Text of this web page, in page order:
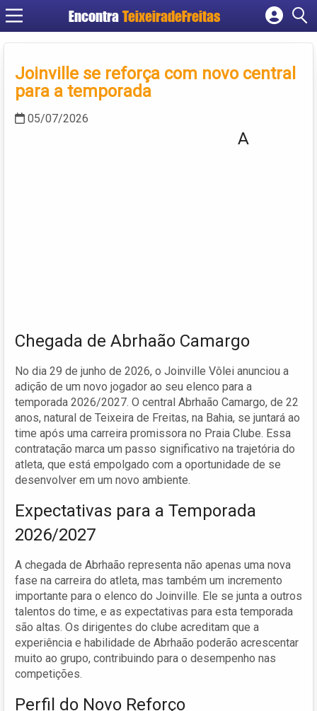
Encontra TeixeiradeFreitas
Cadastrar empresa
Criar conta
Joinville se reforça com novo central
para a temporada
05/07/2026
A
Chegada de Abrhaão Camargo
No dia 29 de junho de 2026, o Joinville Vôlei anunciou a
adição de um novo jogador ao seu elenco para a
temporada 2026/2027. O central Abrhaão Camargo, de 22
anos, natural de Teixeira de Freitas, na Bahia, se juntará ao
time após uma carreira promissora no Praia Clube. Essa
contratação marca um passo significativo na trajetória do
atleta, que está empolgado com a oportunidade de se
desenvolver em um novo ambiente.
Expectativas para a Temporada
2026/2027
A chegada de Abrhaão representa não apenas uma nova
fase na carreira do atleta, mas também um incremento
importante para o elenco do Joinville. Ele se junta a outros
talentos do time, e as expectativas para esta temporada
são altas. Os dirigentes do clube acreditam que a
experiência e habilidade de Abrhaão poderão acrescentar
muito ao grupo, contribuindo para o desempenho nas
competições.
Perfil do Novo Reforço